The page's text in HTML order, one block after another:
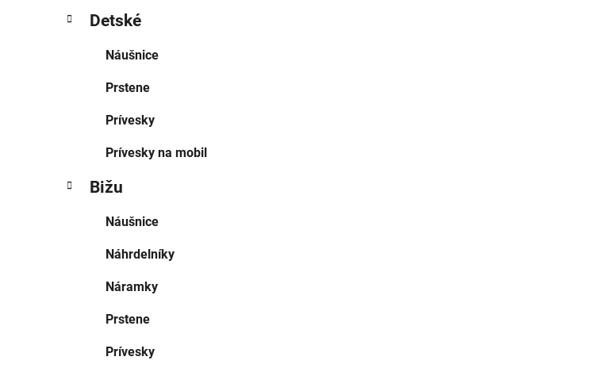
Detské
Náušnice
Prstene
Prívesky
Prívesky na mobil
Bižu
Náušnice
Náhrdelníky
Náramky
Prstene
Prívesky